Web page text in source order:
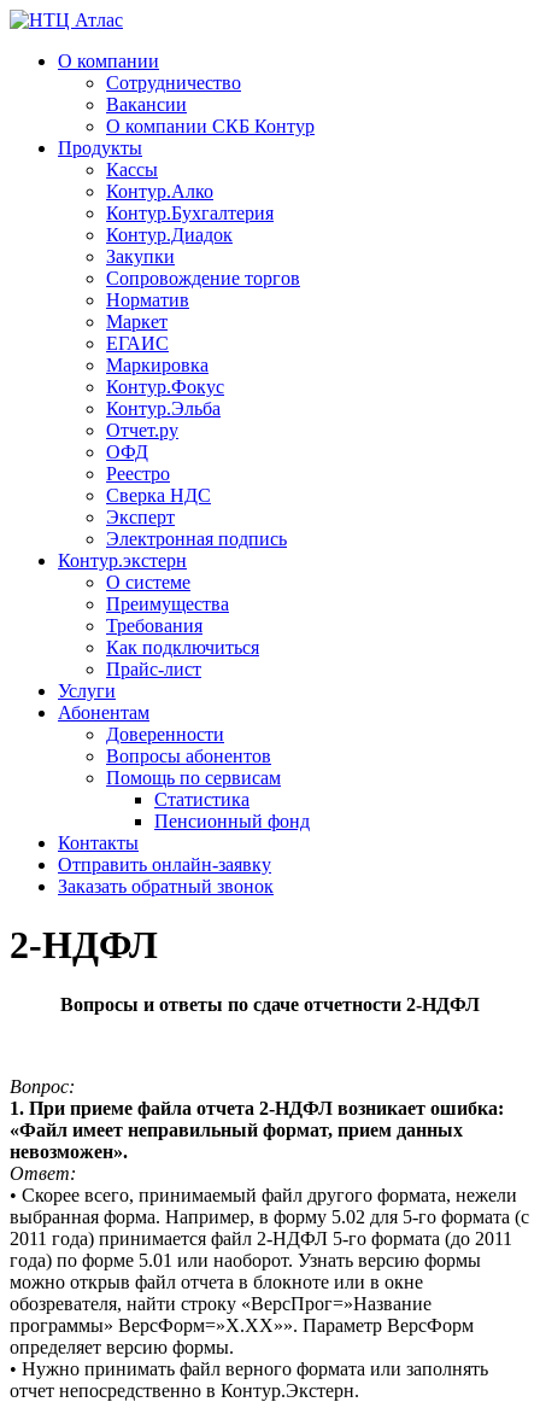
О компании
Сотрудничество
Вакансии
О компании СКБ Контур
Продукты
Кассы
Контур.Алко
Контур.Бухгалтерия
Контур.Диадок
Закупки
Сопровождение торгов
Норматив
Маркет
ЕГАИС
Маркировка
Контур.Фокус
Контур.Эльба
Отчет.ру
ОФД
Реестро
Сверка НДС
Эксперт
Электронная подпись
Контур.экстерн
О системе
Преимущества
Требования
Как подключиться
Прайс-лист
Услуги
Абонентам
Доверенности
Вопросы абонентов
Помощь по сервисам
Статистика
Пенсионный фонд
Контакты
Отправить онлайн-заявку
Заказать обратный звонок
2-НДФЛ
Вопросы и ответы по сдаче отчетности 2-НДФЛ
Вопрос:
1. При приеме файла отчета 2-НДФЛ возникает ошибка:
«Файл имеет неправильный формат, прием данных
невозможен».
Ответ:
• Скорее всего, принимаемый файл другого формата, нежели
выбранная форма. Например, в форму 5.02 для 5-го формата (с
2011 года) принимается файл 2-НДФЛ 5-го формата (до 2011
года) по форме 5.01 или наоборот. Узнать версию формы
можно открыв файл отчета в блокноте или в окне
обозревателя, найти строку «ВерсПрог=»Название
программы» ВерсФорм=»X.XX»». Параметр ВерсФорм
определяет версию формы.
• Нужно принимать файл верного формата или заполнять
отчет непосредственно в Контур.Экстерн.